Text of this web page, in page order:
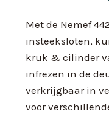
Met de Nemef
insteeksloten,
kruk & cilinder
infrezen in de
verkrijgbaar in
voor